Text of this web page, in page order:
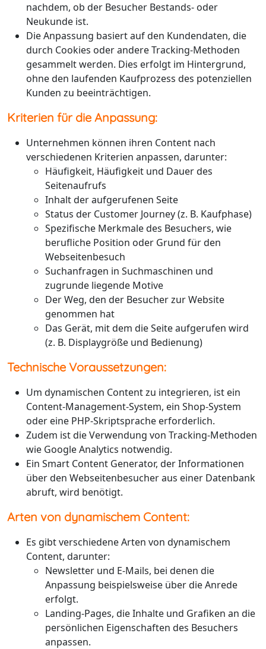
nachdem, ob der Besucher Bestands- oder
Neukunde ist.
Die Anpassung basiert auf den Kundendaten, die
durch Cookies oder andere Tracking-Methoden
gesammelt werden. Dies erfolgt im Hintergrund,
ohne den laufenden Kaufprozess des potenziellen
Kunden zu beeinträchtigen.
Kriterien für die Anpassung:
Unternehmen können ihren Content nach
verschiedenen Kriterien anpassen, darunter:
Häufigkeit, Häufigkeit und Dauer des
Seitenaufrufs
Inhalt der aufgerufenen Seite
Status der Customer Journey (z. B. Kaufphase)
Spezifische Merkmale des Besuchers, wie
berufliche Position oder Grund für den
Webseitenbesuch
Suchanfragen in Suchmaschinen und
zugrunde liegende Motive
Der Weg, den der Besucher zur Website
genommen hat
Das Gerät, mit dem die Seite aufgerufen wird
(z. B. Displaygröße und Bedienung)
Technische Voraussetzungen:
Um dynamischen Content zu integrieren, ist ein
Content-Management-System, ein Shop-System
oder eine PHP-Skriptsprache erforderlich.
Zudem ist die Verwendung von Tracking-Methoden
wie Google Analytics notwendig.
Ein Smart Content Generator, der Informationen
über den Webseitenbesucher aus einer Datenbank
abruft, wird benötigt.
Arten von dynamischem Content:
Es gibt verschiedene Arten von dynamischem
Content, darunter:
Newsletter und E-Mails, bei denen die
Anpassung beispielsweise über die Anrede
erfolgt.
Landing-Pages, die Inhalte und Grafiken an die
persönlichen Eigenschaften des Besuchers
anpassen.